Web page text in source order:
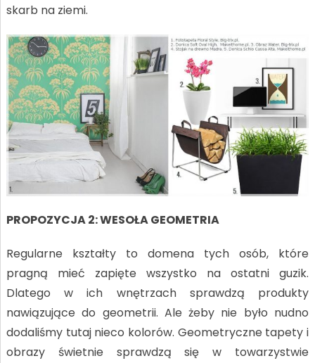
skarb na ziemi.
PROPOZYCJA 2: WESOŁA GEOMETRIA
Regularne kształty to domena tych osób, które
pragną mieć zapięte wszystko na ostatni guzik.
Dlatego w ich wnętrzach sprawdzą produkty
nawiązujące do geometrii. Ale żeby nie było nudno
dodaliśmy tutaj nieco kolorów. Geometryczne tapety i
obrazy świetnie sprawdzą się w towarzystwie